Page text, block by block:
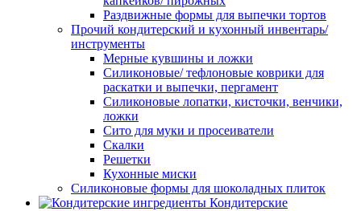
Раздвижные формы для выпечки тортов
Прочий кондитерский и кухонный инвентарь/
инструменты
Мерные кувшины и ложки
Силиконовые/ тефлоновые коврики для
раскатки и выпечки, пергамент
Силиконовые лопатки, кисточки, венчики,
ложки
Сито для муки и просеиватели
Скалки
Решетки
Кухонные миски
Силиконовые формы для шоколадных плиток
Кондитерские